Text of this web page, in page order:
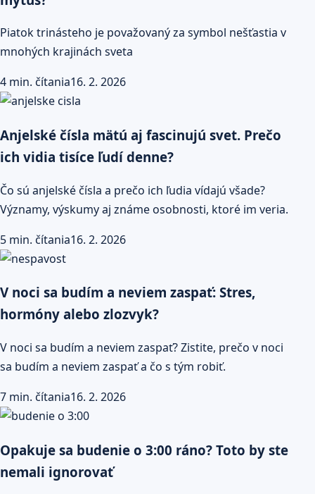
Piatok trinásteho je považovaný za symbol nešťastia v
mnohých krajinách sveta
4 min. čítania16. 2. 2026
Anjelské čísla mätú aj fascinujú svet. Prečo
ich vidia tisíce ľudí denne?
Čo sú anjelské čísla a prečo ich ľudia vídajú všade?
Významy, výskumy aj známe osobnosti, ktoré im veria.
5 min. čítania16. 2. 2026
V noci sa budím a neviem zaspať: Stres,
hormóny alebo zlozvyk?
V noci sa budím a neviem zaspať? Zistite, prečo v noci
sa budím a neviem zaspať a čo s tým robiť.
7 min. čítania16. 2. 2026
Opakuje sa budenie o 3:00 ráno? Toto by ste
nemali ignorovať